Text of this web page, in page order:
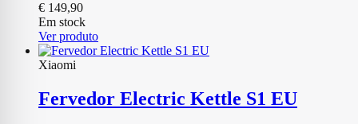
€ 149,90
Em stock
Ver produto
Xiaomi
Fervedor Electric Kettle S1 EU